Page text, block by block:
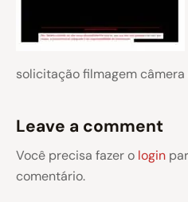
solicitação filmagem
Leave a comment
Você precisa fazer o login
comentário.